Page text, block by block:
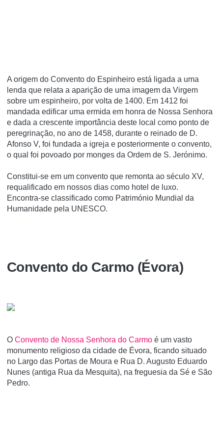
A origem do Convento do Espinheiro está ligada a uma
lenda que relata a aparição de uma imagem da Virgem
sobre um espinheiro, por volta de 1400. Em 1412 foi
mandada edificar uma ermida em honra de Nossa Senhora
e dada a crescente importância deste local como ponto de
peregrinação, no ano de 1458, durante o reinado de D.
Afonso V, foi fundada a igreja e posteriormente o convento,
o qual foi povoado por monges da Ordem de S. Jerónimo.
Constitui-se em um convento que remonta ao século XV,
requalificado em nossos dias como hotel de luxo.
Encontra-se classificado como Património Mundial da
Humanidade pela UNESCO.
Convento do Carmo (Évora)
O Convento de Nossa Senhora do Carmo é um vasto
monumento religioso da cidade de Évora, ficando situado
no Largo das Portas de Moura e Rua D. Augusto Eduardo
Nunes (antiga Rua da Mesquita), na freguesia da Sé e São
Pedro.